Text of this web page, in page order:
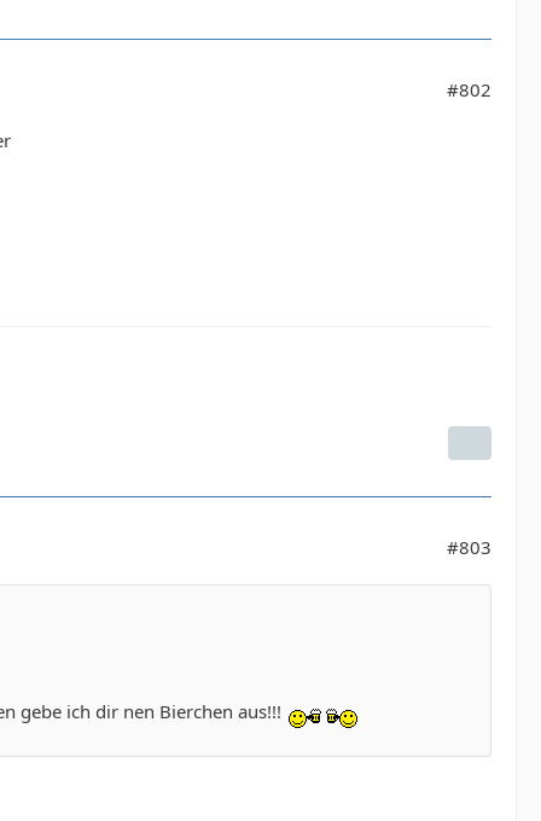
#802
#803
gebe ich dir nen Bierchen aus!!!